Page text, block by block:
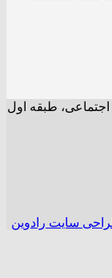
اجتماعی، طبقه اول
سایت رادوین